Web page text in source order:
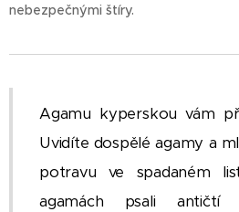
nebezpečnými štíry.
Agamu kyperskou vám
Uvidíte dospělé agamy a
potravu ve spadaném
agamách psali